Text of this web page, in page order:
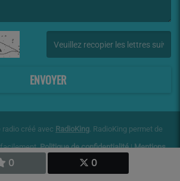
0 0
ENVOYER
créé avec RadioKing. RadioKing permet de
Politique de confidentialité|Mentions